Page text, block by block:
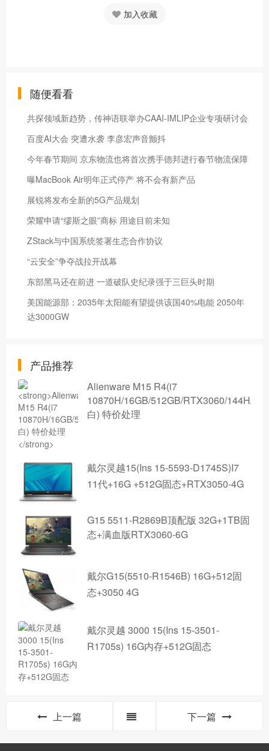
加入收藏
随便看看
共探领域新趋势，传神语联举办CAAI-IMLIP企业专项研讨会
百度AI大会 突遭水袭 李彦宏声音颤抖
今年春节期间 京东物流也将首次携手德邦进行春节物流保障
曝MacBook Air明年正式停产 将不会有新产品
展锐将发布全新的5G产品规划
荣耀申请“缪斯之眼”商标 用途目前未知
ZStack与中国系统签署生态合作协议
“云安全”争夺战拉开战幕
东部黑马还在前进 一道破队史纪录强于三巨头时期
美国能源部：2035年太阳能有望提供该国40%电能 2050年
达3000GW
产品推荐
Alienware M15 R4(i7
10870H/16GB/512GB/RTX3060/144Hz/
白) 特价处理
戴尔灵越15(Ins 15-5593-D1745S)I7
11代+16G +512G固态+RTX3050-4G
G15 5511-R2869B顶配版 32G+1TB固
态+满血版RTX3060-6G
戴尔G15(5510-R1546B) 16G+512固
态+3050 4G
戴尔灵越 3000 15(Ins 15-3501-
R1705s) 16G内存+512G固态
上一篇 下一篇